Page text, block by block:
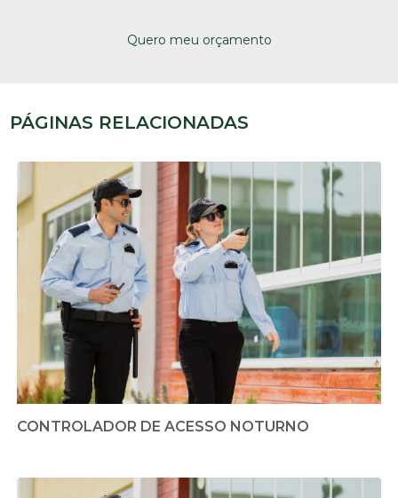
Quero meu orçamento
PÁGINAS RELACIONADAS
CONTROLADOR DE ACESSO NOTURNO